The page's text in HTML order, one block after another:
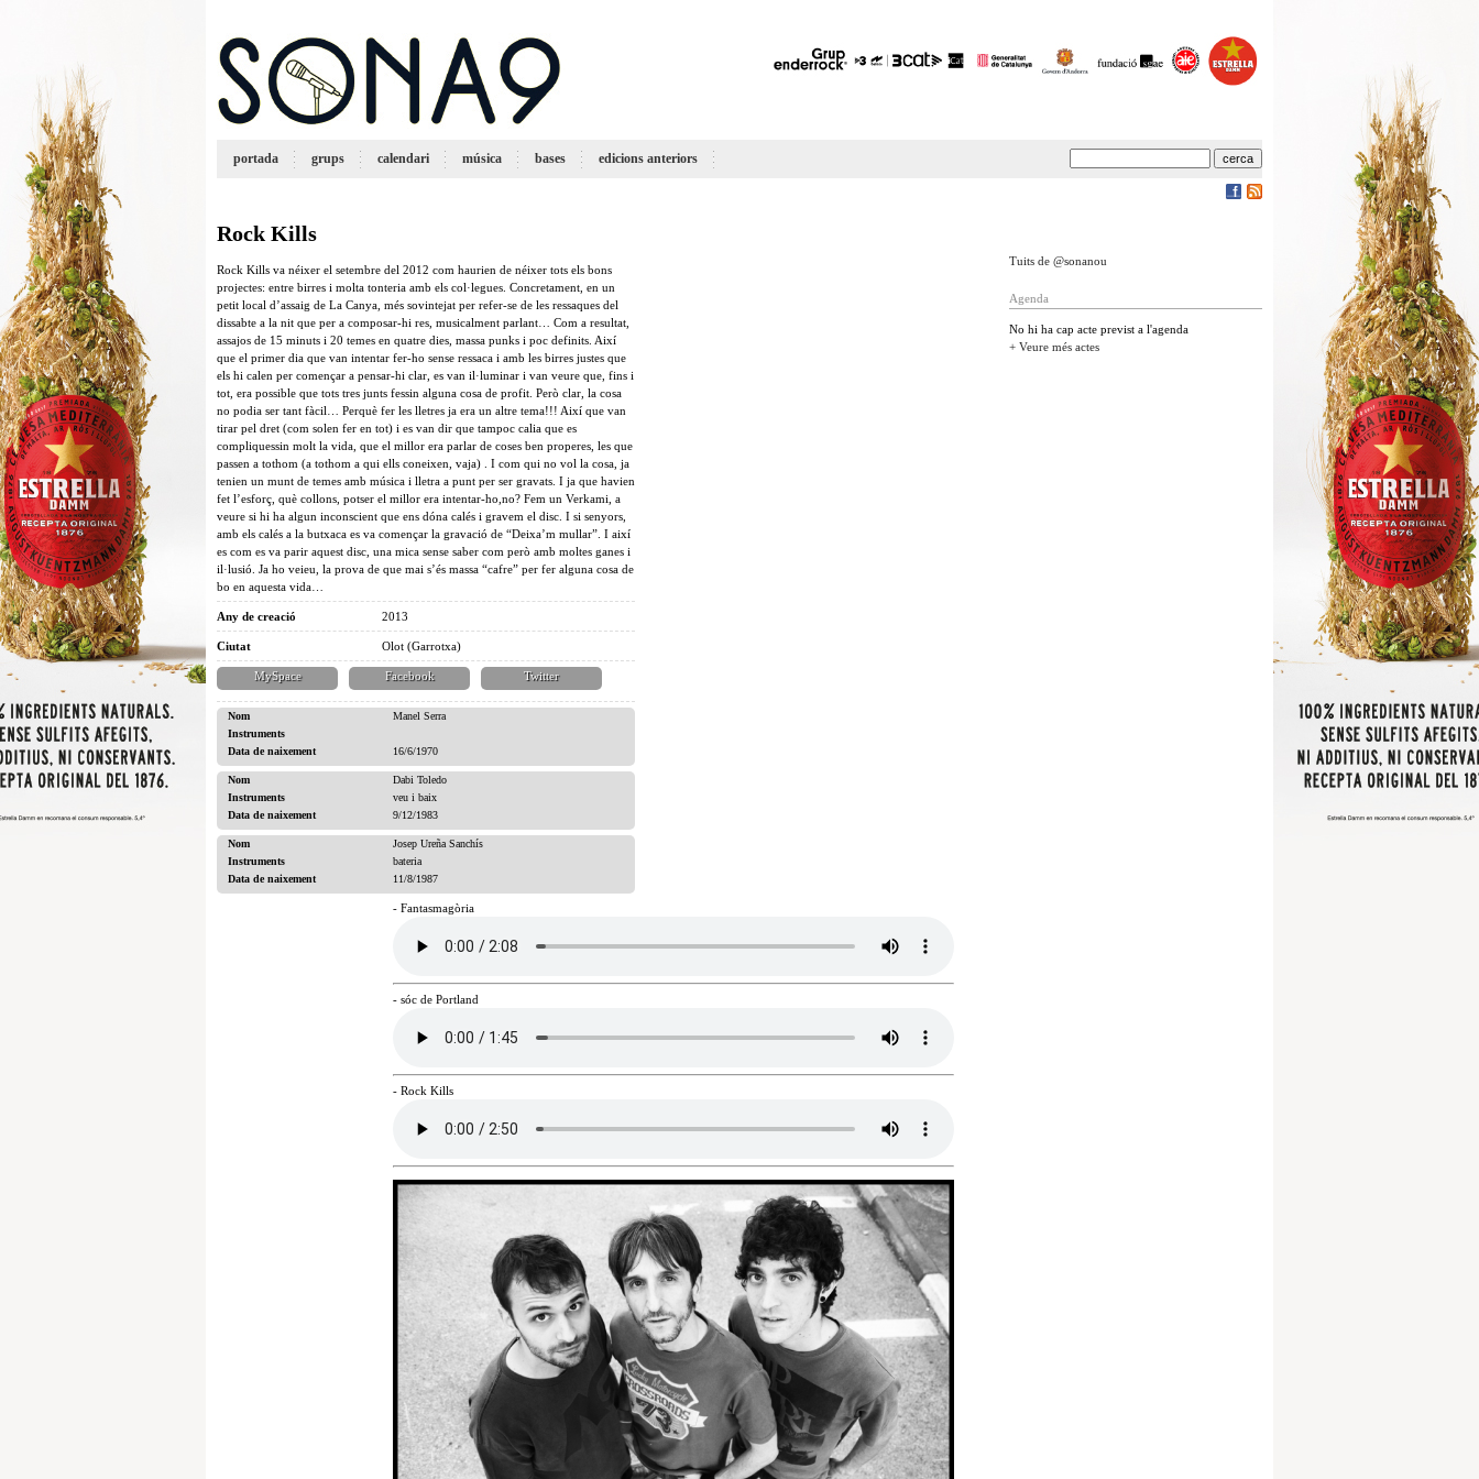
portada grups calendari música bases edicions anteriors
Rock Kills
Rock Kills va néixer el setembre del 2012 com haurien de néixer tots els bons
projectes: entre birres i molta tonteria amb els col·legues. Concretament, en un
petit local d’assaig de La Canya, més sovintejat per refer-se de les ressaques del
dissabte a la nit que per a composar-hi res, musicalment parlant… Com a resultat,
assajos de 15 minuts i 20 temes en quatre dies, massa punks i poc definits. Així
que el primer dia que van intentar fer-ho sense ressaca i amb les birres justes que
els hi calen per començar a pensar-hi clar, es van il·luminar i van veure que, fins i
tot, era possible que tots tres junts fessin alguna cosa de profit. Però clar, la cosa
no podia ser tant fàcil… Perquè fer les lletres ja era un altre tema!!! Així que van
tirar pel dret (com solen fer en tot) i es van dir que tampoc calia que es
compliquessin molt la vida, que el millor era parlar de coses ben properes, les que
passen a tothom (a tothom a qui ells coneixen, vaja) . I com qui no vol la cosa, ja
tenien un munt de temes amb música i lletra a punt per ser gravats. I ja que havien
fet l’esforç, què collons, potser el millor era intentar-ho,no? Fem un Verkami, a
veure si hi ha algun inconscient que ens dóna calés i gravem el disc. I si senyors,
amb els calés a la butxaca es va començar la gravació de “Deixa’m mullar”. I així
es com es va parir aquest disc, una mica sense saber com però amb moltes ganes i
il·lusió. Ja ho veieu, la prova de que mai s’és massa “cafre” per fer alguna cosa de
bo en aquesta vida…
Any de creació 2013
Ciutat Olot (Garrotxa)
MySpace Facebook Twitter
Nom
Manel Serra
Instruments
Data de naixement
16/6/1970
Nom
Dabi Toledo
Instruments
veu i baix
Data de naixement
9/12/1983
Nom
Josep Ureña Sanchís
Instruments
bateria
Data de naixement
11/8/1987
- Fantasmagòria
- sóc de Portland
- Rock Kills
Tuits de @sonanou
Agenda
No hi ha cap acte previst a l'agenda
+ Veure més actes